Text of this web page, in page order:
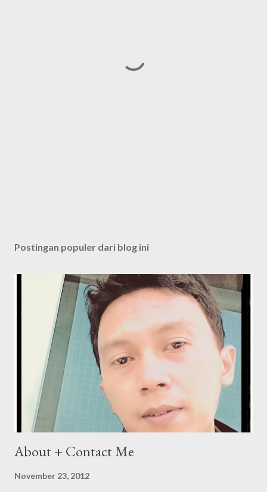
Postingan populer dari blog ini
About + Contact Me
November 23, 2012